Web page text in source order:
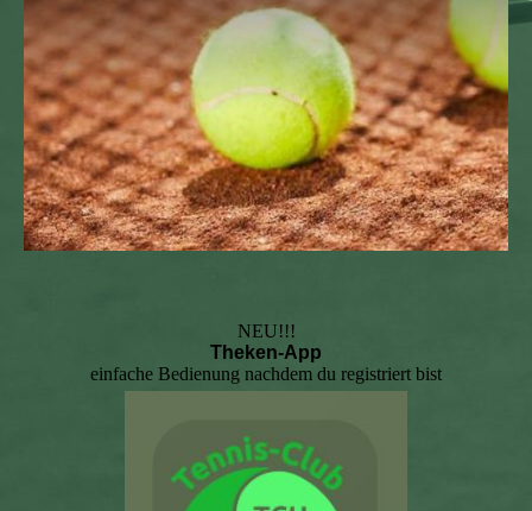
NEU!!!
Theken-App
einfache Bedienung nachdem du registriert bist